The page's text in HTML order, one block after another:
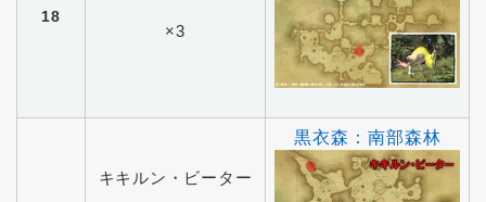
18
×3
キキルン・ビーター
黒衣森：南部森林